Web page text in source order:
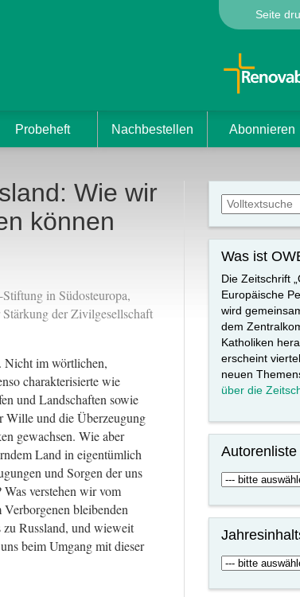
Seite
Probeheft Nachbestellen Abonnieren
Wie wir
können
in Südosteuropa,
der Zivilgesellschaft
Nicht im wörtlichen,
charakterisierte wie
und Landschaften sowie
Wille und die Überzeugung
gewachsen. Wie aber
Land in eigentümlich
und Sorgen der uns
verstehen wir vom
bleibenden
Russland, und wieweit
beim Umgang mit dieser
Was ist
Die Zeitschrift
Europäische
wird
dem
Katholiken
erscheint
neuen
über die
Autorenliste